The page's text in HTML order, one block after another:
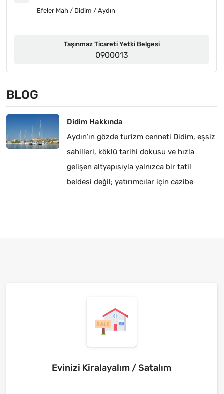
Efeler Mah / Didim / Aydın
Taşınmaz Ticareti Yetki Belgesi
0900013
BLOG
Didim Hakkında
Aydın’ın gözde turizm cenneti Didim, eşsiz
sahilleri, köklü tarihi dokusu ve hızla
gelişen altyapısıyla yalnızca bir tatil
beldesi değil; yatırımcılar için cazibe
Evinizi Kiralayalım / Satalım